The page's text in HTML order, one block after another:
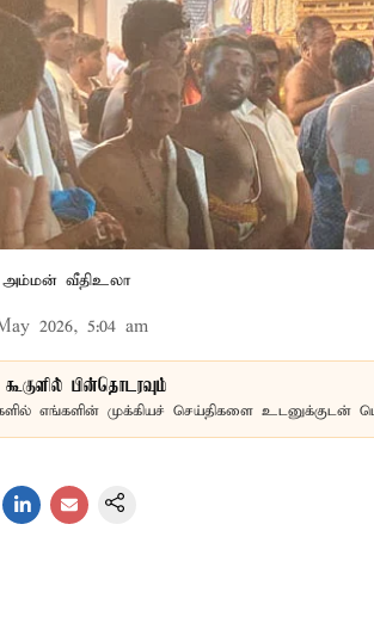
அம்மன் வீதிஉலா
2026, 5:04 am
பின்தொடரவும்
எங்களின் முக்கியச் செய்திகளை உடனுக்குடன்